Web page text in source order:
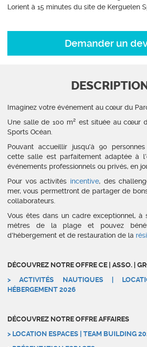
Lorient à 15 minutes du site de Kerguelen
Demander un
Imaginez votre événement au cœur du
Une salle de 100 m² est située au cœur
Sports Océan.
Pouvant accueillir jusqu'à 90
cette salle est parfaitement adaptée à
événements professionnels ou privés, en
Pour vos activités incentive, des
mer, vous permettront de partager de
collaborateurs.
Vous êtes dans un cadre exceptionnel, à
mètres de la plage et pouvez
d'hébergement et de restauration de la
DÉCOUVREZ NOTRE OFFRE CE | ASSO. |
> ACTIVITÉS NAUTIQUES |
HÉBERGEMENT 2026
DÉCOUVREZ NOTRE OFFRE AFFAIRES
> LOCATION ESPACES | TEAM BUILDING